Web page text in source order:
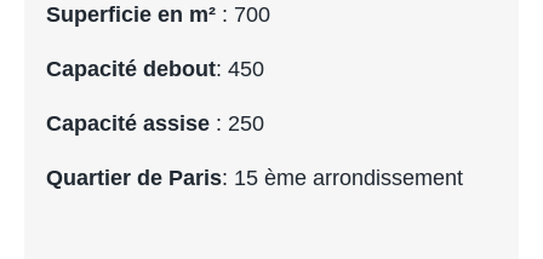
Superficie en m² : 700
Capacité debout: 450
Capacité assise : 250
Quartier de Paris: 15 ème arrondissement